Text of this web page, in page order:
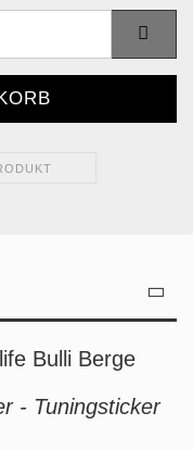
Bulli Berge
- Tuningsticker